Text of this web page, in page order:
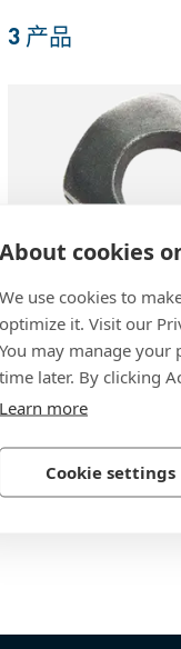
About cookies
We use cookies to
optimize it. Visit our
You may manage your
time later. By clicking
Learn more
Cookie settings
3 产品
BN 807 |DIN
端子用连接垫圈
弹簧钢, 发黑